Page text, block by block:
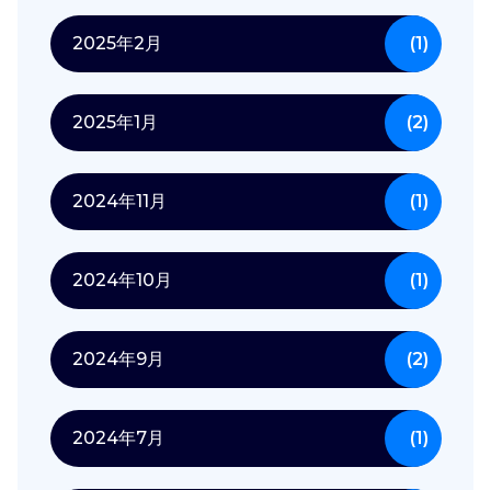
2025年2月 (1)
2025年1月 (2)
2024年11月 (1)
2024年10月 (1)
2024年9月 (2)
2024年7月 (1)